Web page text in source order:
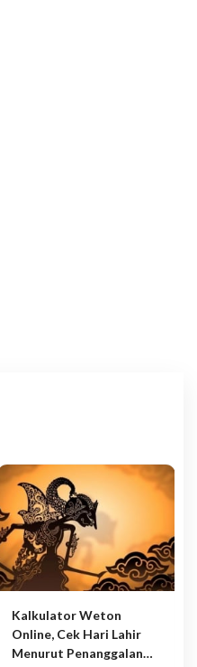
Kalkulator Weton
Online, Cek Hari Lahir
Menurut Penanggalan